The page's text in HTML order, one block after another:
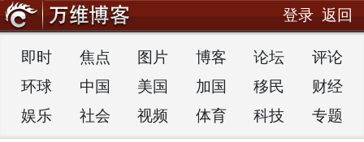
登录 返回
即时 焦点 图片 博客 论坛
评论
环球
中国 美国 加国 移民
财经
娱乐
社会 视频 体育 科技 专题